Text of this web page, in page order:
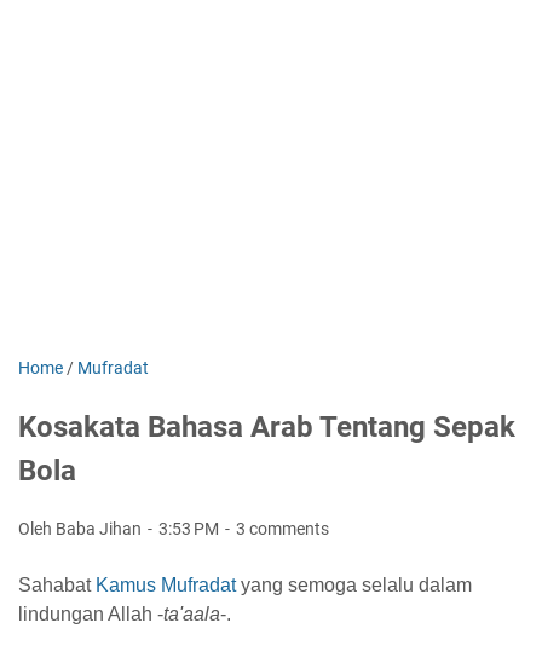
Home / Mufradat
Kosakata Bahasa Arab Tentang Sepak
Bola
Oleh Baba Jihan 3:53 PM 3 comments
Sahabat Kamus Mufradatyang semoga selalu dalam
lindungan Allah -ta'aala-.